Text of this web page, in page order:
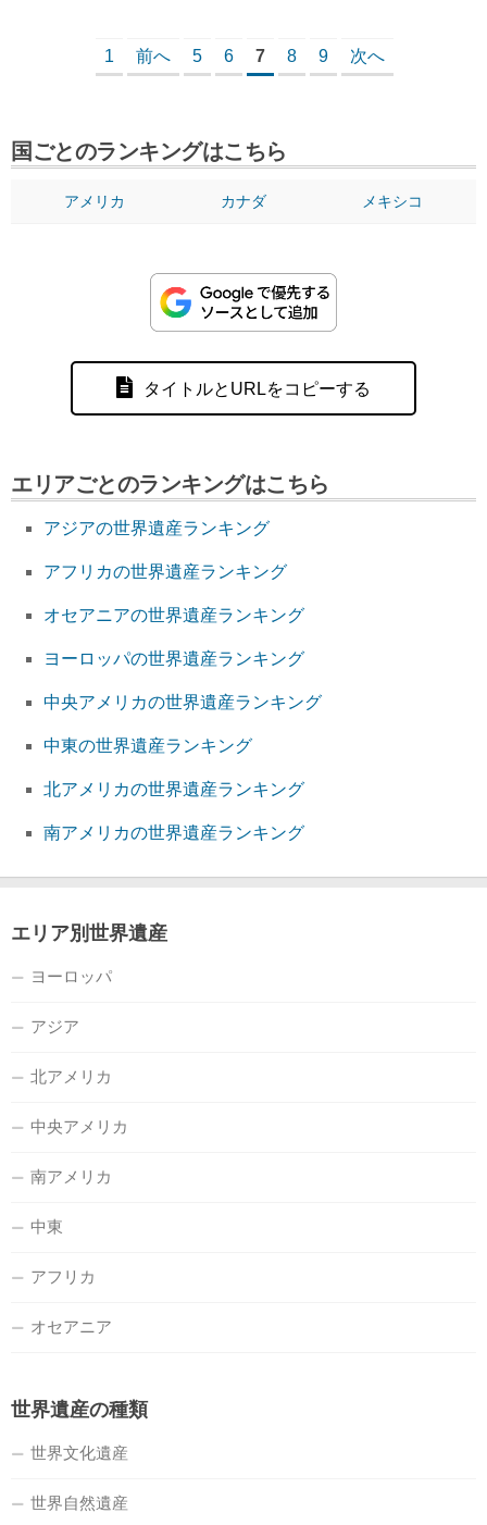
1 前へ 5 6 7 8 9 次へ
国ごとのランキングはこちら
アメリカ カナダ メキシコ
タイトルとURLをコピーする
エリアごとのランキングはこちら
アジアの世界遺産ランキング
アフリカの世界遺産ランキング
オセアニアの世界遺産ランキング
ヨーロッパの世界遺産ランキング
中央アメリカの世界遺産ランキング
中東の世界遺産ランキング
北アメリカの世界遺産ランキング
南アメリカの世界遺産ランキング
エリア別世界遺産
ヨーロッパ
アジア
北アメリカ
中央アメリカ
南アメリカ
中東
アフリカ
オセアニア
世界遺産の種類
世界文化遺産
世界自然遺産